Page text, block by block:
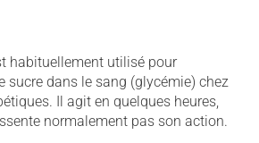
habituellement utilisé pour
sucre dans le sang (glycémie) chez
Il agit en quelques heures,
normalement pas son action.